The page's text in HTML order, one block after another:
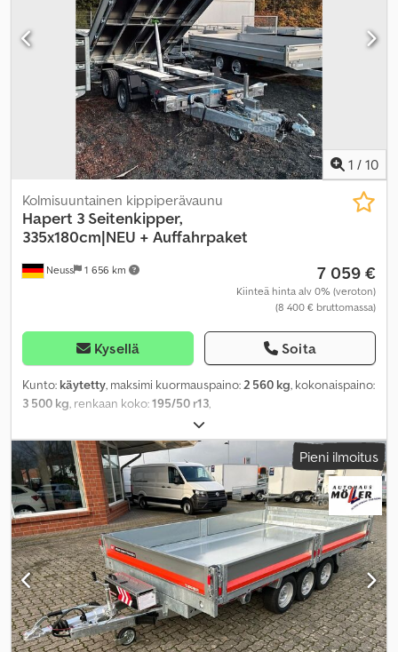
1 / 10
Neuss 1 656 km
Kolmisuuntainen kippiperävaunu
Hapert 3 Seitenkipper,
335x180cm|NEU + Auffahrpaket
7 059 €
Kiinteä hinta alv 0% (veroton)
(8 400 € bruttomassa)
Kysellä Soita
Kunto: käytetty, maksimi kuormauspaino: 2 560 kg, kokonaispaino:
3 500 kg , renkaan koko:195/50 r13
Pieni ilmoitus